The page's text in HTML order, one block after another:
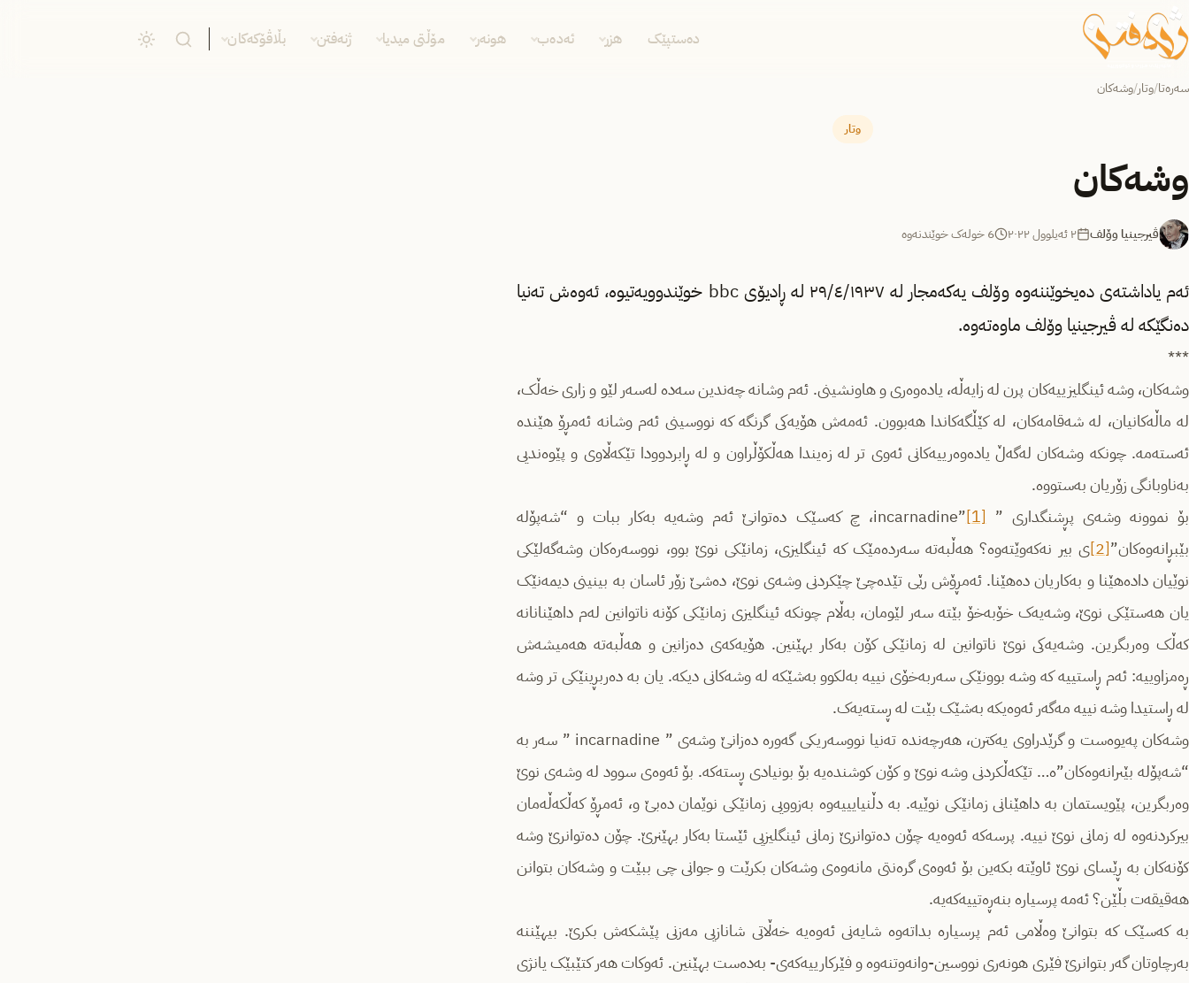
دەستپێک هزر ئەدەب هونەر مۆڵتی میدیا ژنەفتن بڵاڤۆکەکان
سەرەتا/وتار/وشەکان
وتار
وشەکان
ڤیرجینیا وۆلف ٢ ئەیلوول ٢٠٢٢ 6 خولەک خوێندنەوە
ئەم یاداشتەی دەیخوێننەوە وۆلف یەکەمجار لە ٢٩/٤/١٩٣٧ لە ڕادیۆی bbc خوێندوویەتیوە، ئەوەش تەنیا
دەنگێکە لە ڤیرجینیا وۆلف ماوەتەوە.
***
وشەکان، وشە ئینگلیزییەکان پرن لە زایەڵە، یادەوەری و هاونشینی. ئەم وشانە چەندین سەدە لەسەر لێو و زاری خەڵک،
لە ماڵەکانیان، لە شەقامەکان، لە کێڵگەکاندا هەبوون. ئەمەش هۆیەکی گرنگە کە نووسینی ئەم وشانە ئەمڕۆ هێندە
ئەستەمە. چونکە وشەکان لەگەڵ یادەوەرییەکانی ئەوی تر لە زەیندا هەڵکۆڵراون و لە ڕابردوودا تێکەڵاوی و پێوەندیی
بەناوبانگی زۆریان بەستووە.
بۆ نموونە وشەی پڕشنگداری ” incarnadine”[1]
، چ کەسێک دەتوانێ ئەم وشەیە بەکار ببات و “شەپۆلە
بێبڕانەوەکان”[2]
ی بیر نەکەوێتەوە؟ هەڵبەتە سەردەمێک کە ئینگلیزی، زمانێکی نوێ بوو، نووسەرەکان وشەگەلێکی
نوێیان دادەهێنا و بەکاریان دەهێنا. ئەمڕۆش رێی تێدەچێ چێکردنی وشەی نوێ، دەشێ زۆر ئاسان بە بینینی دیمەنێک
یان هەستێکی نوێ، وشەیەک خۆبەخۆ بێتە سەر لێومان، بەڵام چونکە ئینگلیزی زمانێکی کۆنە ناتوانین لەم داهێنانانە
کەڵک وەربگرین. وشەیەکی نوێ ناتوانین لە زمانێکی کۆن بەکار بهێنین. هۆیەکەی دەزانین و هەڵبەتە هەمیشەش
ڕەمزاوییە: ئەم ڕاستییە کە وشە بوونێکی سەربەخۆی نییە بەلكوو بەشێکە لە وشەکانی دیکە. یان بە دەربڕینێکی تر وشە
لە ڕاستیدا وشە نییە مەگەر ئەوەیکە بەشێک بێت لە ڕستەیەک.
وشەکان پەیوەست و گرێدراوی یەکترن، هەرچەندە تەنیا نووسەریکی گەورە دەزانێ وشەی ” incarnadine ” سەر بە
“شەپۆلە بێىرانەوەکان”ە… تێکەڵکردنی وشە نوێ و کۆن کوشندەیە بۆ بونیادی ڕستەکە. بۆ ئەوەی سوود لە وشەی نوێ
وەربگرین، پێویستمان بە داهێنانی زمانێکی نوێیە. بە دڵنیایییەوە بەزوویی زمانێکی نوێمان دەبێ و، ئەمڕۆ کەڵکەڵەمان
بیرکردنەوە لە زمانی نوێ نییە. پرسەکە ئەوەیە چۆن دەتوانرێ زمانی ئینگلیزیی ئێستا بەکار بهێنرێ. چۆن دەتوانرێ وشە
کۆنەکان بە ڕێسای نوێ ئاوێتە بکەین بۆ ئەوەی گرەنتی مانەوەی وشەکان بکرێت و جوانی چی ببێت و وشەکان بتوانن
هەقیقەت بڵێن؟ ئەمە پرسیارە بنەڕەتییەکەیە.
بە کەسێک کە بتوانێ وەڵامی ئەم پرسیارە بداتەوە شایەنی ئەوەیە خەڵاتی شانازیی مەزنی پێشکەش بکرێ. بیهێننە
بەرچاوتان گەر بتوانرێ فێری هونەری نووسین-وانەوتنەوە و فێرکارییەکەی- بەدەست بهێنین. ئەوکات هەر کتێبێک یانژی